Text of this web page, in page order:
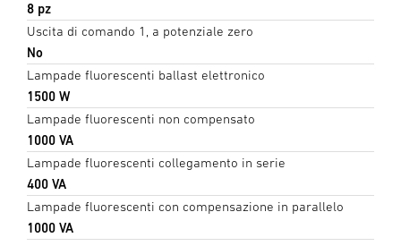
8 pz
Uscita di comando 1, a potenziale zero
No
Lampade fluorescenti ballast elettronico
1500 W
Lampade fluorescenti non compensato
1000 VA
Lampade fluorescenti collegamento in serie
400 VA
Lampade fluorescenti con compensazione in parallelo
1000 VA